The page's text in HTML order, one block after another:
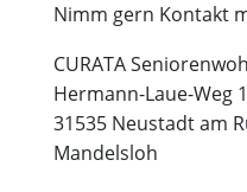
Nimm gern Kontakt
CURATA
Hermann-Laue-Weg
31535 Neustadt am
Mandelsloh